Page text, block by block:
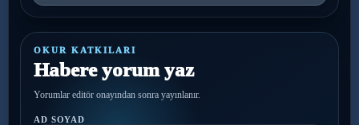
OKUR KATKILARI
Habere yorum yaz
Yorumlar editör onayından sonra yayınlanır.
AD SOYAD